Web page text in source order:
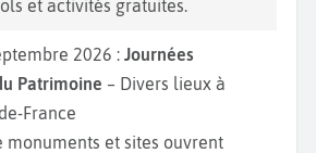
et activités gratuites.
2026 : Journées
Patrimoine – Divers lieux à
France
monuments et sites ouvrent